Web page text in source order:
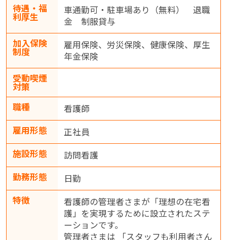
待遇・福
利厚生
車通勤可・駐車場あり（無料） 退職
金 制服貸与
加入保険
制度
雇用保険、労災保険、健康保険、厚生
年金保険
受動喫煙
対策
職種
看護師
雇用形態
正社員
施設形態
訪問看護
勤務形態
日勤
特徴
看護師の管理者さまが「理想の在宅看
護」を実現するために設立されたステ
ーションです。
管理者さまは 「スタッフも利用者さん